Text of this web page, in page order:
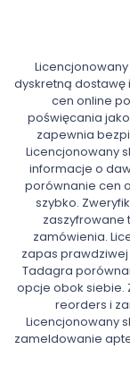
dyskretną
cen online
poświęcania
zapewnia
Licencjonowany
informacje o
porównanie cen
szybko.
zaszyfrowane
zamówienia.
zapas
Tadagra
opcje obok siebie.
reorders i
Licencjonowany
zameldowanie